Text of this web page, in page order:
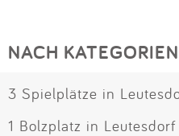
NACH KATEGORIEN
3 Spielplätze in
1 Bolzplatz in Leutesdorf